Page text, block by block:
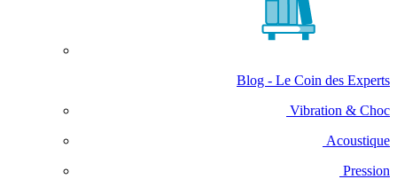
Blog - Le Coin des Experts
Vibration & Choc
Acoustique
Pression